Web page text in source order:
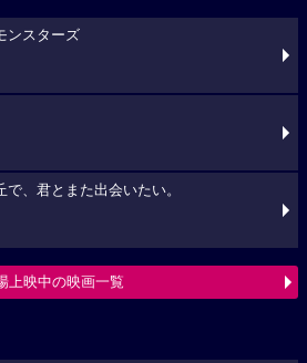
ンスターズ
で、君とまた出会いたい。
上映中の映画一覧